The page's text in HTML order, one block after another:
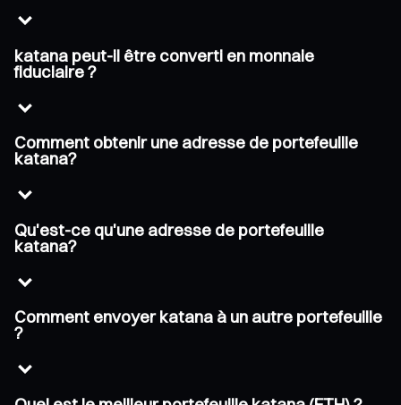
katana peut-il être converti en monnaie
fiduciaire ?
Comment obtenir une adresse de portefeuille
katana?
Qu'est-ce qu'une adresse de portefeuille
katana?
Comment envoyer katana à un autre portefeuille
?